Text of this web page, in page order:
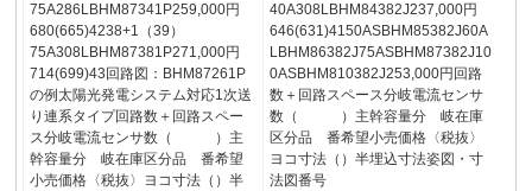
75A286LBHM87341P259,000円
680(665)4238+1（39）
75A308LBHM87381P271,000円
714(699)43回路図：BHM87261P
の例太陽光発電システム対応1次送
り連系タイプ回路数＋回路スペー
ス分岐電流センサ数（ ）主
幹容量分 岐在庫区分品 番希望
小売価格〈税抜〉ヨコ寸法（）半
40A308LBHM84382J237,000円
646(631)4150ASBHM85382J60A
LBHM86382J75ASBHM87382J10
0ASBHM810382J253,000円回路
数＋回路スペース分岐電流センサ
数（ ）主幹容量分 岐在庫
区分品 番希望小売価格〈税抜〉
ヨコ寸法（）半埋込寸法姿図・寸
法図番号